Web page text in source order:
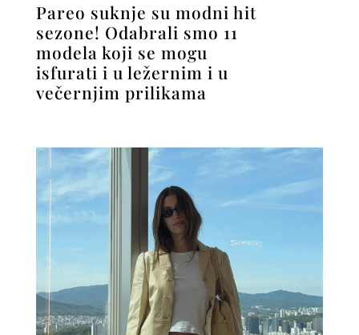
Pareo suknje su modni hit
sezone! Odabrali smo 11
modela koji se mogu
isfurati i u ležernim i u
večernjim prilikama